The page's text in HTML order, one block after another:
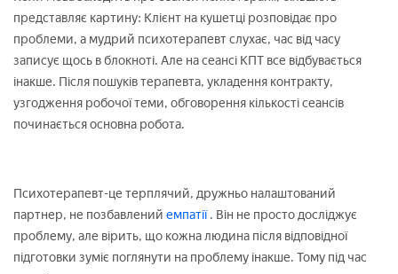
представляє картину: Клієнт на кушетці розповідає про
проблеми, а мудрий психотерапевт слухає, час від часу
записує щось в блокноті. Але на сеансі КПТ все відбувається
інакше. Після пошуків терапевта, укладення контракту,
узгодження робочої теми, обговорення кількості сеансів
починається основна робота.
Психотерапевт-це терплячий, дружньо налаштований
партнер, не позбавлений емпатії. Він не просто досліджує
проблему, але вірить, що кожна людина після відповідної
підготовки зуміє поглянути на проблему інакше. Тому під час